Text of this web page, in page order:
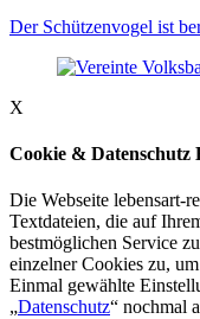
Der Schützenvogel ist
X
Cookie & Datenschutz
Die Webseite lebensart-
Textdateien, die auf
bestmöglichen Service
einzelner Cookies zu,
Einmal gewählte
„Datenschutz“ nochmal